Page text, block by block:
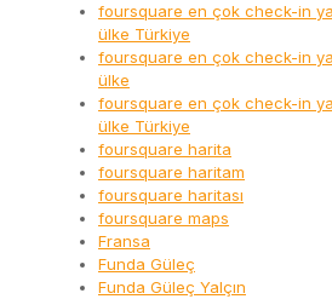
foursquare en çok check-in
ülke Türkiye
foursquare en çok check-in
ülke
foursquare en çok check-in
ülke Türkiye
foursquare harita
foursquare haritam
foursquare haritası
foursquare maps
Fransa
Funda Güleç
Funda Güleç Yalçın